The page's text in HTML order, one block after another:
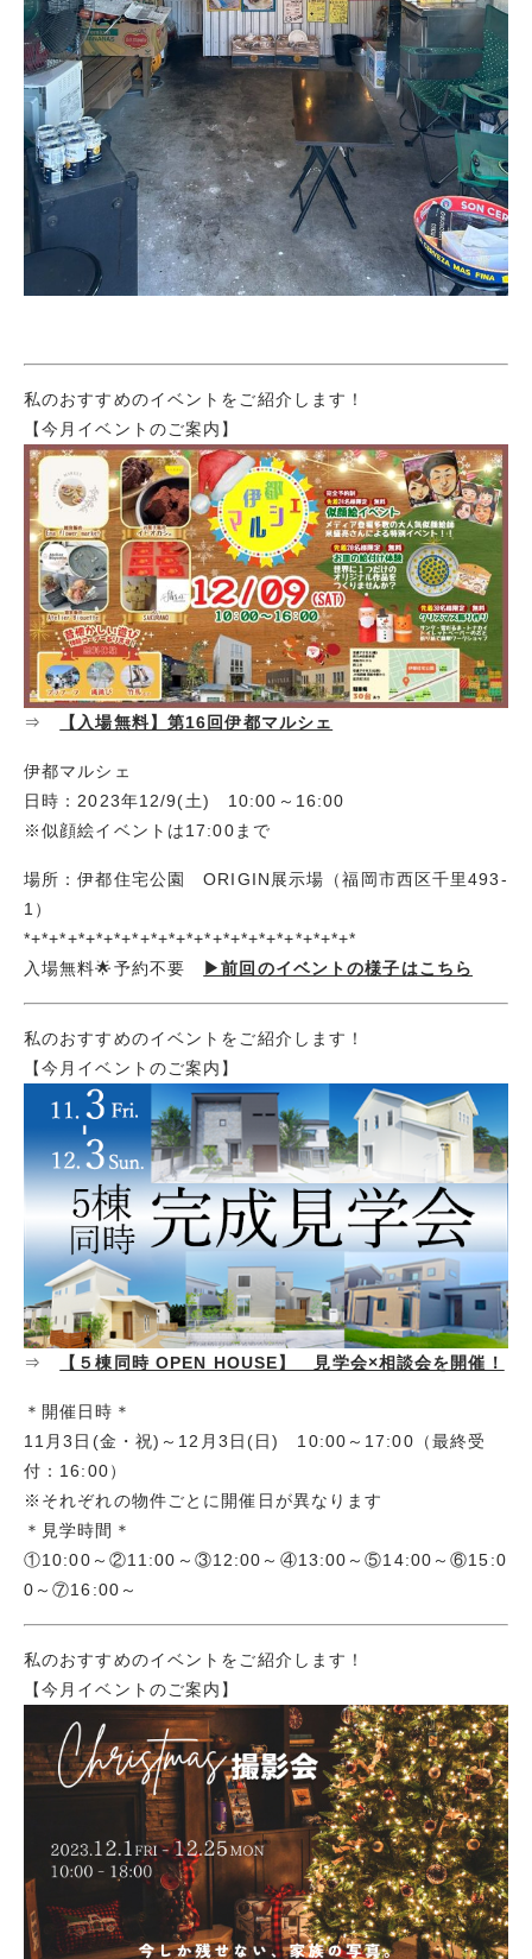
私のおすすめのイベントをご紹介します！
【今月イベントのご案内】
⇒ 【入場無料】第16回伊都マルシェ
伊都マルシェ
日時：2023年12/9(土) 10:00～16:00
※似顔絵イベントは17:00まで
場所：伊都住宅公園 ORIGIN展示場（福岡市西区千里493-
1）
*+*+*+*+*+*+*+*+*+*+*+*+*+*+*+*+*+*+*
入場無料🌟予約不要
▶前回のイベントの様子はこちら
私のおすすめのイベントをご紹介します！
【今月イベントのご案内】
⇒ 【５棟同時 OPEN HOUSE】 見学会×相談会を開催！
＊開催日時＊
11月3日(金・祝)～12月3日(日) 10:00～17:00（最終受
付：16:00）
※それぞれの物件ごとに開催日が異なります
＊見学時間＊
①10:00～②11:00～③12:00～④13:00～⑤14:00～⑥15:0
0～⑦16:00～
私のおすすめのイベントをご紹介します！
【今月イベントのご案内】